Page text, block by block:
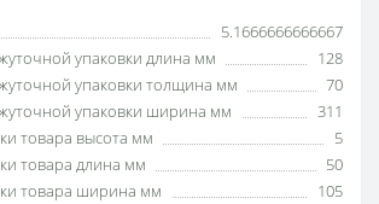
5.1666666666667
упаковки длина мм
128
упаковки толщина мм
70
упаковки ширина мм
311
товара высота мм
5
товара длина мм
50
товара ширина мм
105